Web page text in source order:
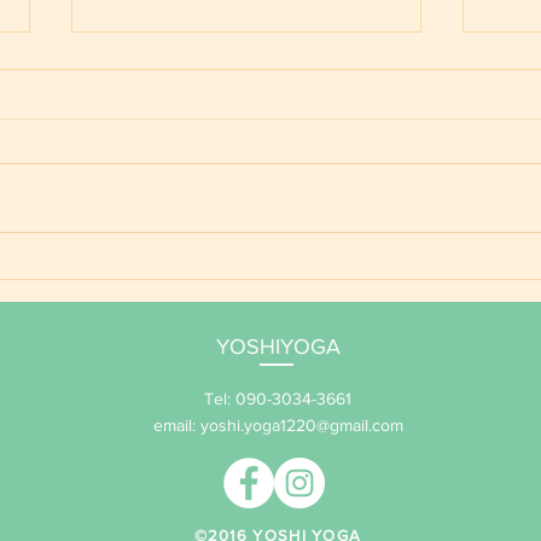
るこ
YOSHIYOGA
Tel: 090-3034-3661
email: yoshi.yoga1220@gmail.com
​©2016 YOSHI YOGA